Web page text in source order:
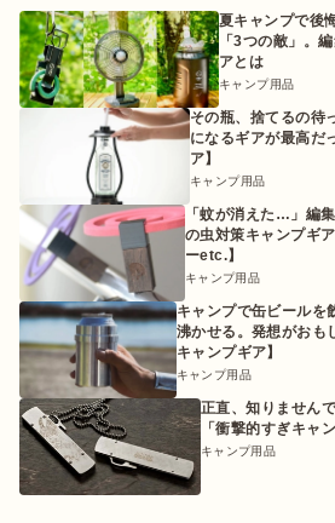
夏キャンプで後
「3つの敵」。
アとは
キャンプ用品
その瓶、捨てるの待
になるギアが最高だ
ア】
キャンプ用品
「蚊が消えた…」編
の虫対策キャンプギ
ーetc.】
キャンプ用品
キャンプで缶ビールを
沸かせる。発想がおも
キャンプギア】
キャンプ用品
正直、知りません
「衝撃的すぎキャ
キャンプ用品
検索